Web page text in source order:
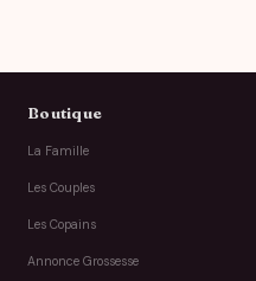
Boutique
La Famille
Les Couples
Les Copains
Annonce Grossesse